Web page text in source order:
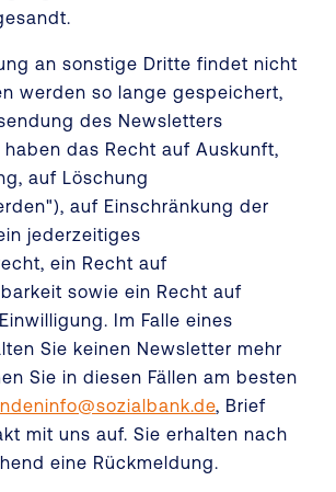
an sonstige Dritte findet nicht
werden so lange gespeichert,
des Newsletters
haben das Recht auf Auskunft,
auf Löschung
auf Einschränkung der
jederzeitiges
ein Recht auf
sowie ein Recht auf
Im Falle eines
Sie keinen Newsletter mehr
Sie in diesen Fällen am besten
, Brief
mit uns auf. Sie erhalten nach
eine Rückmeldung.